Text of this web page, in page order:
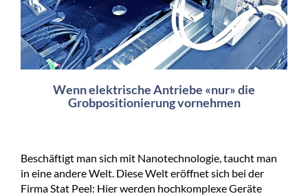
Wenn elektrische Antriebe «nur» die
Grobpositionierung vornehmen
Beschäftigt man sich mit Nanotechnologie, taucht man
in eine andere Welt. Diese Welt eröffnet sich bei der
Firma Stat Peel: Hier werden hochkomplexe Geräte